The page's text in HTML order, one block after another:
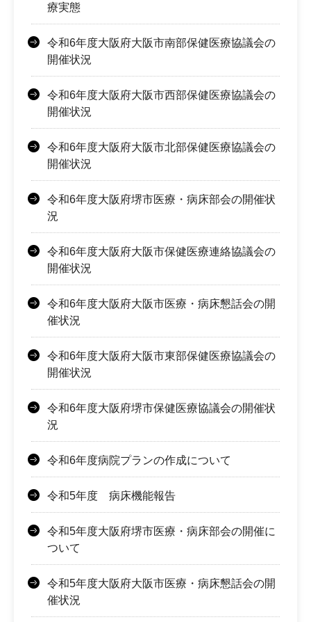
療実態
令和6年度大阪府大阪市南部保健医療協議会の
開催状況
令和6年度大阪府大阪市西部保健医療協議会の
開催状況
令和6年度大阪府大阪市北部保健医療協議会の
開催状況
令和6年度大阪府堺市医療・病床部会の開催状
況
令和6年度大阪府大阪市保健医療連絡協議会の
開催状況
令和6年度大阪府大阪市医療・病床懇話会の開
催状況
令和6年度大阪府大阪市東部保健医療協議会の
開催状況
令和6年度大阪府堺市保健医療協議会の開催状
況
令和6年度病院プランの作成について
令和5年度 病床機能報告
令和5年度大阪府堺市医療・病床部会の開催に
ついて
令和5年度大阪府大阪市医療・病床懇話会の開
催状況